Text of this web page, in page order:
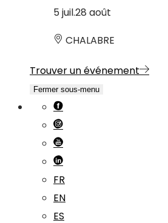
5 juil.28 août
CHALABRE
Trouver un événement
Fermer sous-menu
FR
EN
ES